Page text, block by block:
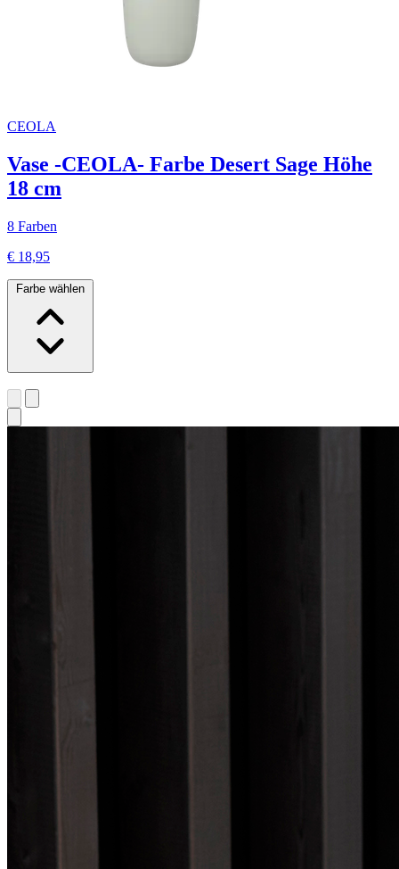
CEOLA
Vase -CEOLA- Farbe Desert Sage Höhe
18 cm
8 Farben
€ 18,95
Farbe wählen